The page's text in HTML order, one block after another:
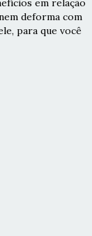
em relação
deforma com
para que você